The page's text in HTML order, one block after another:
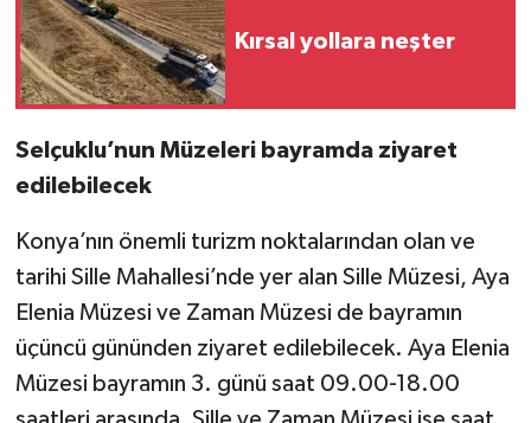
Kırsal yollara neşter
Selçuklu’nun Müzeleri bayramda ziyaret
edilebilecek
Konya’nın önemli turizm noktalarından olan ve
tarihi Sille Mahallesi’nde yer alan Sille Müzesi, Aya
Elenia Müzesi ve Zaman Müzesi de bayramın
üçüncü gününden ziyaret edilebilecek. Aya Elenia
Müzesi bayramın 3. günü saat 09.00-18.00